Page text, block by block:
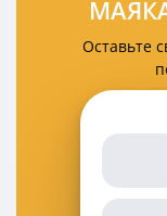
Оставьте